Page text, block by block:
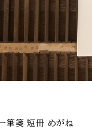
筆箋 短冊 めがね